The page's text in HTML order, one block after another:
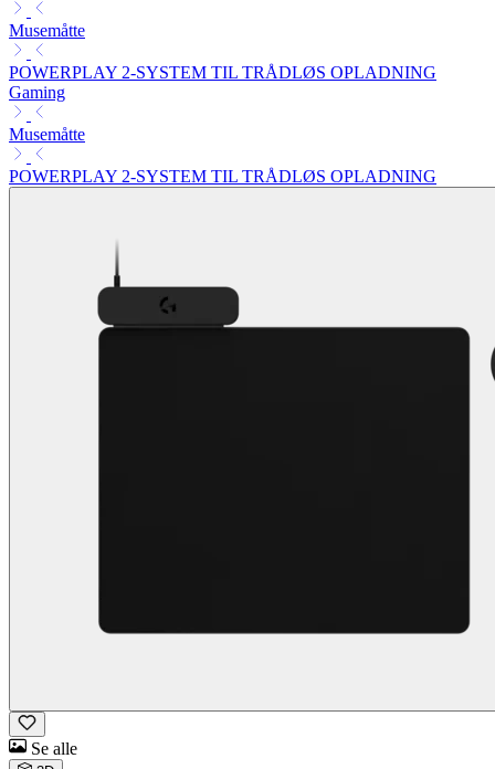
Musemåtte
POWERPLAY 2-SYSTEM TIL TRÅDLØS OPLADNING
Gaming
Musemåtte
POWERPLAY 2-SYSTEM TIL TRÅDLØS OPLADNING
Se alle